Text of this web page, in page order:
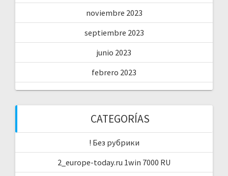
noviembre 2023
septiembre 2023
junio 2023
febrero 2023
CATEGORÍAS
! Без рубрики
2_europe-today.ru 1win 7000 RU